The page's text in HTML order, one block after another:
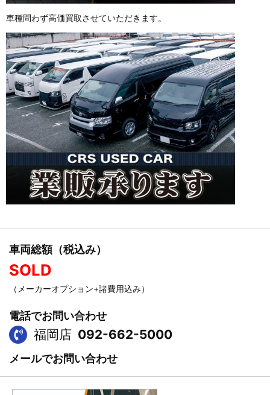
車種問わず高価買取させていただきます。
車両総額（税込み）
SOLD
（メーカーオプション+諸費用込み）
電話でお問い合わせ
福岡店 092-662-5000
メールでお問い合わせ